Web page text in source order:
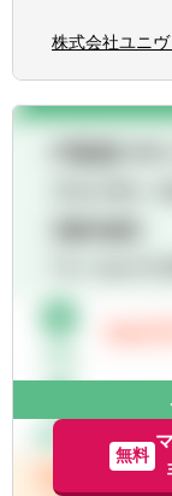
株式会社ユニ
無料